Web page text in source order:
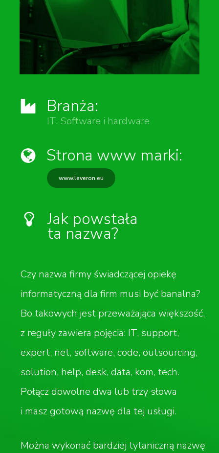
Branża:
IT. Software i hardware
Strona www marki:
www.leveron.eu
Jak powstała
ta nazwa?
Czy nazwa firmy świadczącej opiekę
informatyczną dla firm musi być banalna?
Bo takowych jest przeważająca większość,
z reguły zawiera pojęcia: IT, support,
expert, net, software, code, outsourcing,
solution, help, desk, data, kom, tech.
Połącz dowolne dwa lub trzy słowa
i masz gotową nazwę dla tej usługi.
Można wykonać bardziej tytaniczną nazwę